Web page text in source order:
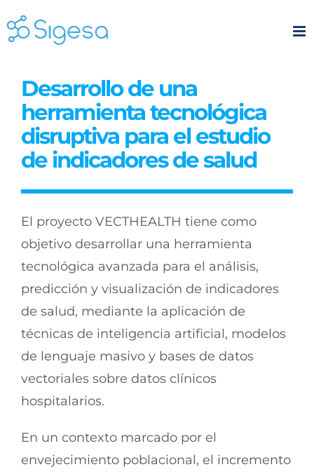
to
Desarrollo de una
herramienta tecnológica
disruptiva para el estudio
de indicadores de salud
El proyecto VECTHEALTH tiene como
objetivo desarrollar una herramienta
tecnológica avanzada para el análisis,
predicción y visualización de indicadores
de salud, mediante la aplicación de
técnicas de inteligencia artificial, modelos
de lenguaje masivo y bases de datos
vectoriales sobre datos clínicos
hospitalarios.
En un contexto marcado por el
envejecimiento poblacional, el incremento